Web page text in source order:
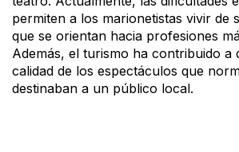
permiten a los marionetistas vivir de
que se orientan hacia profesiones
Además, el turismo ha contribuido a
calidad de los espectáculos que
destinaban a un público local.